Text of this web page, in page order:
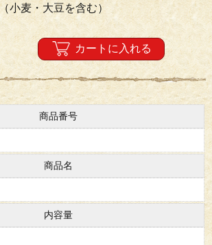
小麦・大豆を含む）
カートに入れる
商品番号
商品名
内容量